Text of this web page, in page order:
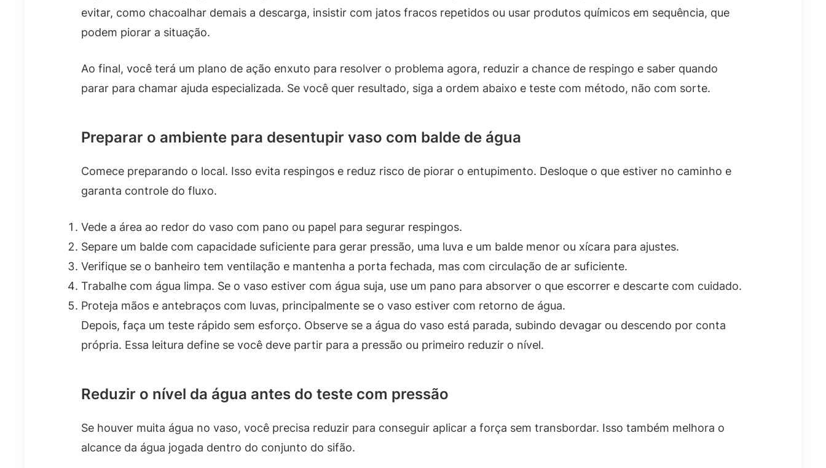
evitar, como chacoalhar demais a descarga, insistir com jatos fracos repetidos ou usar produtos químicos em sequência, que
podem piorar a situação.
Ao final, você terá um plano de ação enxuto para resolver o problema agora, reduzir a chance de respingo e saber quando
parar para chamar ajuda especializada. Se você quer resultado, siga a ordem abaixo e teste com método, não com sorte.
Preparar o ambiente para desentupir vaso com balde de água
Comece preparando o local. Isso evita respingos e reduz risco de piorar o entupimento. Desloque o que estiver no caminho e
garanta controle do fluxo.
Vede a área ao redor do vaso com pano ou papel para segurar respingos.
Separe um balde com capacidade suficiente para gerar pressão, uma luva e um balde menor ou xícara para ajustes.
Verifique se o banheiro tem ventilação e mantenha a porta fechada, mas com circulação de ar suficiente.
Trabalhe com água limpa. Se o vaso estiver com água suja, use um pano para absorver o que escorrer e descarte com cuidado.
Proteja mãos e antebraços com luvas, principalmente se o vaso estiver com retorno de água.
Depois, faça um teste rápido sem esforço. Observe se a água do vaso está parada, subindo devagar ou descendo por conta
própria. Essa leitura define se você deve partir para a pressão ou primeiro reduzir o nível.
Reduzir o nível da água antes do teste com pressão
Se houver muita água no vaso, você precisa reduzir para conseguir aplicar a força sem transbordar. Isso também melhora o
alcance da água jogada dentro do conjunto do sifão.